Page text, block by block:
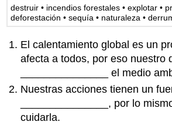
destruir • incendios forestales • explotar •
deforestación • sequía • naturaleza •
El calentamiento global es un
afecta a todos, por eso nuestro
_______________ el medio
Nuestras acciones tienen un
_______________, por lo
cuidarla.